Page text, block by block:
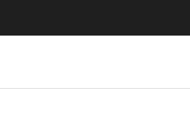
Skip to main content